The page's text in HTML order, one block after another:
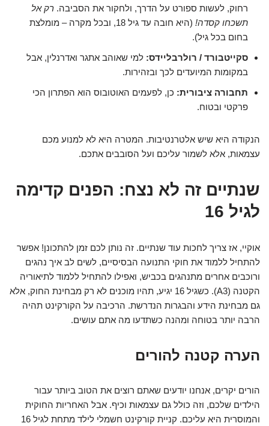
רחוק, לעשות ספורט על הדרך, ולחקור את הסביבה. רק אל
תשכחו קסדה!
(היא חובה עד גיל 18, ובכל מקרה – מומלצת
בחום בכל גיל).
סקייטבורד / רולרבליידס: למי שאוהב אתגר ואדרנלין, אבל
במקומות המיועדים לכך ובזהירות.
תחבורה ציבורית: כן, לפעמים האוטובוס הוא הפתרון הכי
פרקטי ובטוח.
הנקודה היא שיש אלטרנטיבות. המטרה היא לא למנוע מכם
עצמאות, אלא לשמור עליכם ועל הסובבים אתכם.
שנתיים זה לא נצח: הפנים קדימה
לגיל 16
אוקיי, אז צריך לחכות עוד שנתיים. זה נותן לכם זמן להתכונן! אפשר
להתחיל ללמוד את חוקי התנועה הבסיסיים, לשים לב איך נהגים
ורוכבים אחרים מתנהגים בכביש, ואפילו להתחיל ללמוד לתיאוריה
הקטנה (A3). כשגיל 16 יגיע, תהיו מוכנים לא רק מבחינת החוק, אלא
גם מבחינת הידע והבגרות הנדרשת. הרכיבה על הקורקינט תהיה
הרבה יותר בטוחה ומהנה כשתדעו מה אתם עושים.
הערה קטנה להורים
הורים יקרים, אנחנו יודעים שאתם רוצים את הטוב ביותר עבור
הילדים שלכם, וזה כולל גם עצמאות וכיף. אבל האחריות החוקית
והמוסרית היא עליכם. קניית קורקינט חשמלי לילד מתחת לגיל 16